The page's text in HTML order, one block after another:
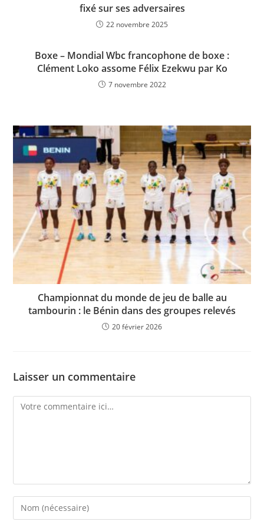
fixé sur ses adversaires
22 novembre 2025
Boxe – Mondial Wbc francophone de boxe :
Clément Loko assome Félix Ezekwu par Ko
7 novembre 2022
Championnat du monde de jeu de balle au
tambourin : le Bénin dans des groupes relevés
20 février 2026
Laisser un commentaire